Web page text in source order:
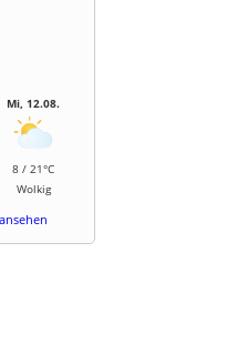
Mi, 12.08.
8 / 21°C
Wolkig